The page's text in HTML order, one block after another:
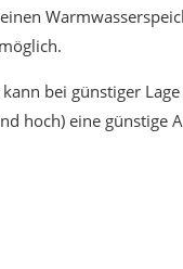
bei günstiger
hoch) eine günstige